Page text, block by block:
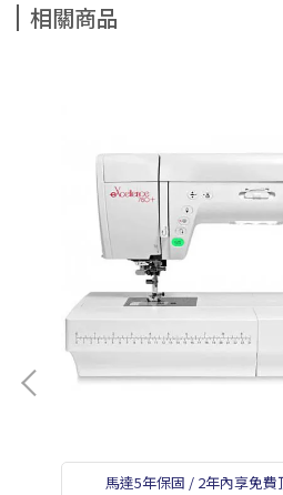
相關商品
馬達5年保固 / 2年內享免